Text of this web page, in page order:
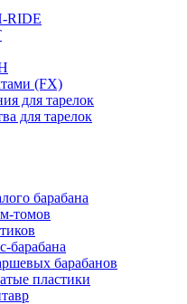
RIDE
(FX)
для тарелок
для тарелок
барабана
томов
барабана
барабанов
пластики